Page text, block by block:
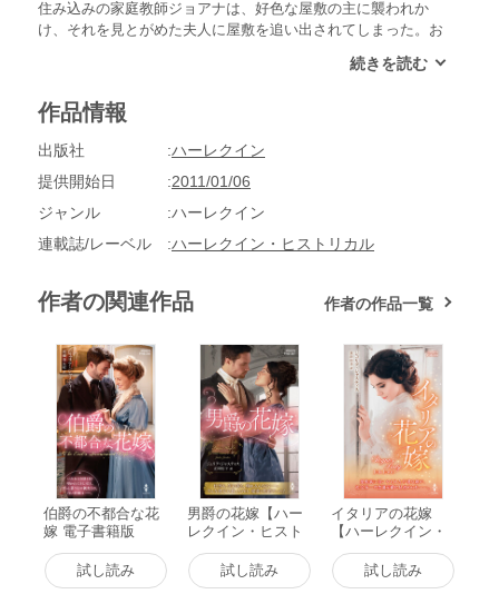
住み込みの家庭教師ジョアナは、好色な屋敷の主に襲われか
け、それを見とがめた夫人に屋敷を追い出されてしまった。お
受ける。兄が管理人補佐をしている地所を訪ねたが、兄は解雇
な物腰のハンサムな男性。ジョアナに同情したらしく、彼女を
まず家を借りるため給料の前借りを頼んだ。「いや、それには
及ばない。ここに住めばいいだろう」ここに住む――彼とひと
アナは頬を赤くした。
作品情報
出版社
ハーレクイン
提供開始日
2011/01/06
ジャンル
ハーレクイン
連載誌/レーベル
ハーレクイン・ヒストリカル
作者の関連作品 作者の作品一覧
伯爵の不都合な花
嫁 電子書籍版
試し読み
男爵の花嫁【ハー
レクイン・ヒスト
リカル・スペシャ
ル版】 電子書籍版
試し読み
イタリアの花嫁
【ハーレクイン・
ヒストリカル・ス
ペシャル版】 電子
書籍版
試し読み